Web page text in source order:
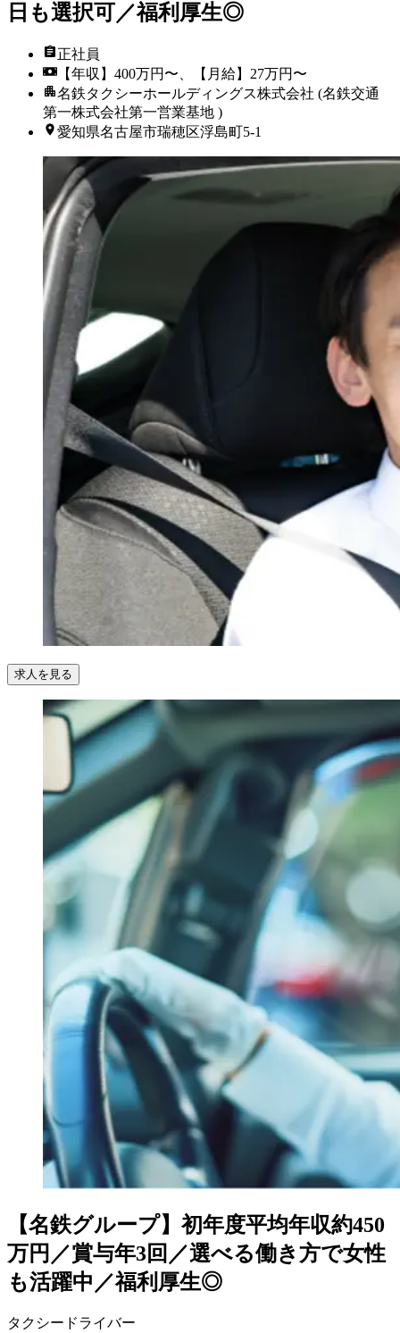
日も選択可／福利厚生◎
正社員
【年収】400万円〜、【月給】27万円〜
名鉄タクシーホールディングス株式会社 (名鉄交通
第一株式会社第一営業基地 )
愛知県名古屋市瑞穂区浮島町5-1
求人を見る
【名鉄グループ】初年度平均年収約450
万円／賞与年3回／選べる働き方で女性
も活躍中／福利厚生◎
タクシードライバー